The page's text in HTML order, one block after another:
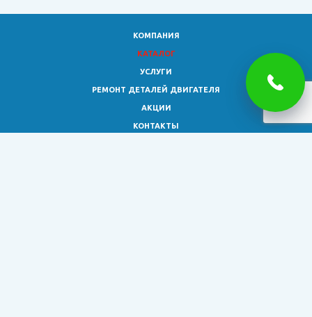
КОМПАНИЯ
КАТАЛОГ
УСЛУГИ
РЕМОНТ ДЕТАЛЕЙ ДВИГАТЕЛЯ
АКЦИИ
КОНТАКТЫ